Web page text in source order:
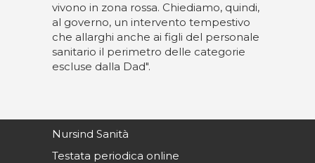
vivono in zona rossa. Chiediamo, quindi,
al governo, un intervento tempestivo
che allarghi anche ai figli del personale
sanitario il perimetro delle categorie
escluse dalla Dad".
Nursind Sanità
Testata periodica online